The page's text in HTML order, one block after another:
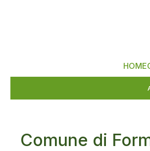
HOME
Comune di